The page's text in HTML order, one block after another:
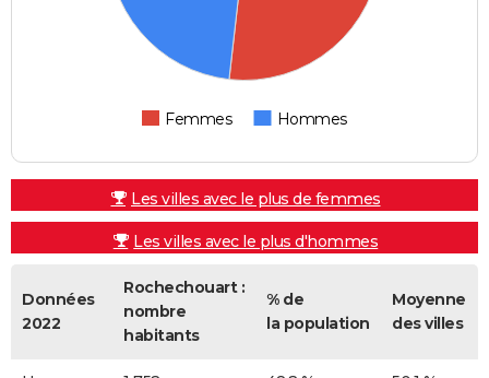
Femmes Hommes
Les villes avec le plus de femmes
Les villes avec le plus d'hommes
Données
2022
Rochechouart :
nombre
habitants
% de
la population
Moyenne
des villes